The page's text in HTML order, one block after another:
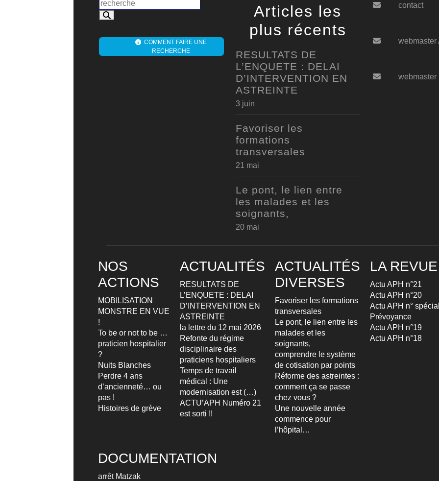
COMMENT FAIRE UNE
RECHERCHE
Articles les
plus récents
RESULTATS DE
L’ENQUETE : DELAI
D’INTERVENTION EN
ASTREINTE
3 juin
Favoriser les
formations
transversales
21 mai
Le pont, le lien entre
les malades et les
soignants,
20 mai
contact
webmaster
webmaster
NOS
ACTIONS
MOBILISATION
MONSTRE EN VUE
!
To be or not to be …
praticien hospitalier
?
Nuits Blanches
Perdre 4 ans
d’ancienneté… ou
pas !
Histoires de grève
ACTUALITÉS
RESULTATS DE
L’ENQUETE : DELAI
D’INTERVENTION EN
ASTREINTE
la lettre du 12 mai 2026
Refonte du régime
disciplinaire des
praticiens hospitaliers
Temps de travail
médical : Une
modernisation est (…)
ACTU’APH Numéro 21
est sorti !!
ACTUALITÉS
DIVERSES
Favoriser les formations
transversales
Le pont, le lien entre les
malades et les
soignants,
comprendre le système
de cotisation par points
Réforme des astreintes :
comment ça se passe
chez vous ?
Une nouvelle année
commence pour
l’hôpital…
LA REVUE
Actu APH n°21
Actu APH n°20
Actu APH n°
Prévoyance
Actu APH n°19
Actu APH n°18
DOCUMENTATION
arrêt Matzak